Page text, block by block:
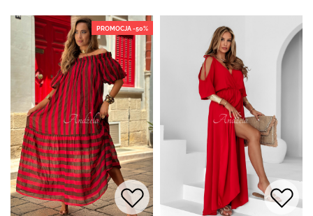
PROMOCJA -50%